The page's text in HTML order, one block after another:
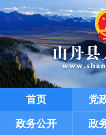
首页 党
政务公开 政